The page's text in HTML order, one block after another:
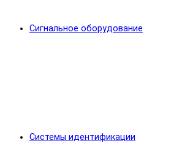
Сигнальное оборудование
Системы идентификации